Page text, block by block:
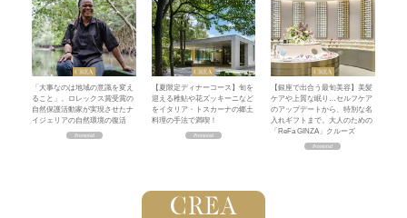
「大事なのは地域の意識を変え
ること」。ロレックス賞受賞の
自然保護活動家が実現させたナ
イジェリアの自然環境の復活
【夏限定ディナーコース】旬を
迎える稚鮎や花ズッキーニなど
をイタリア・トスカーナの郷土
料理の手法で満喫！
【銀座で出合う最旬美容】美髪
ケアや上質な眠り…セルフケア
のアップデートから、特別な名
入れギフトまで。大人のための
「ReFa GINZA」クルーズ